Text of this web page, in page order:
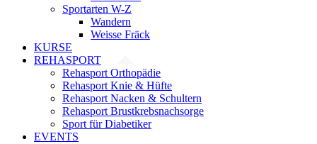
Sportarten W-Z
Wandern
Weisse Fräck
KURSE
REHASPORT
Rehasport Orthopädie
Rehasport Knie & Hüfte
Rehasport Nacken & Schultern
Rehasport Brustkrebsnachsorge
Sport für Diabetiker
EVENTS